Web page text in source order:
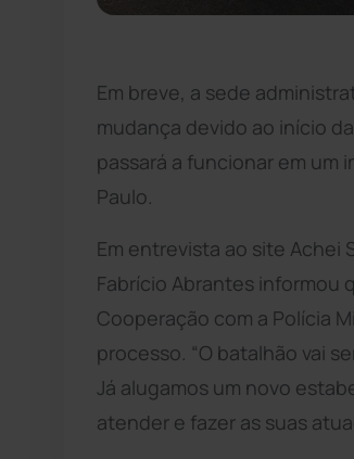
Em breve, a sede
mudança devido ao início
passará a funcionar em um
Paulo.
Em entrevista ao site Achei
Fabrício Abrantes informou
Cooperação com a Polícia
processo. “O batalhão vai
Já alugamos um novo
atender e fazer as suas